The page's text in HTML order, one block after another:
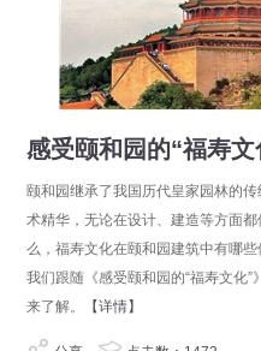
感受颐和园的“福寿文
颐和园继承了我国历代皇家园林的
术精华，无论在设计、建造等方面
么，福寿文化在颐和园建筑中有哪
我们跟随《感受颐和园的“福寿文化
来了解。
【详情】